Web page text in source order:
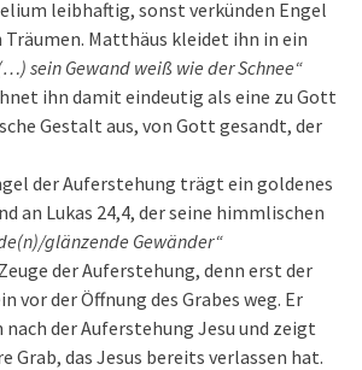
leibhaftig, sonst verkünden Engel
Matthäus kleidet ihn in ein
sein Gewand weiß wie der Schnee“
ihn damit eindeutig als eine zu Gott
Gestalt aus, von Gott gesandt, der
der Auferstehung trägt ein goldenes
an Lukas 24,4, der seine himmlischen
glänzende Gewänder“
der Auferstehung, denn erst der
vor der Öffnung des Grabes weg. Er
der Auferstehung Jesu und zeigt
Grab, das Jesus bereits verlassen hat.